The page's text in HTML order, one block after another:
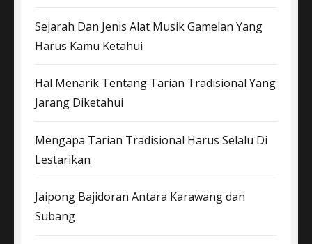
Sejarah Dan Jenis Alat Musik Gamelan Yang
Harus Kamu Ketahui
Hal Menarik Tentang Tarian Tradisional Yang
Jarang Diketahui
Mengapa Tarian Tradisional Harus Selalu Di
Lestarikan
Jaipong Bajidoran Antara Karawang dan
Subang